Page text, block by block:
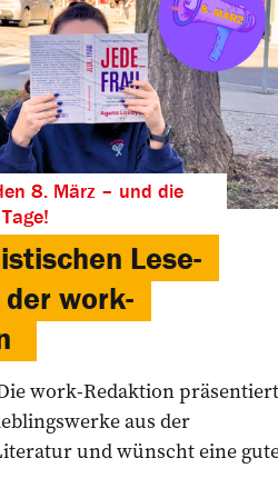
8. März – und die
Lese-
work-
work-Redaktion präsentiert
aus der
und wünscht eine